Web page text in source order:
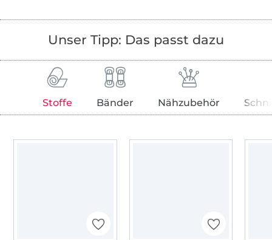
Unser Tipp: Das passt dazu
Stoffe Bänder Nähzubehör